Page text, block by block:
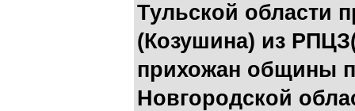
Тульской области
(Козушина) из
прихожан общины
Новгородской